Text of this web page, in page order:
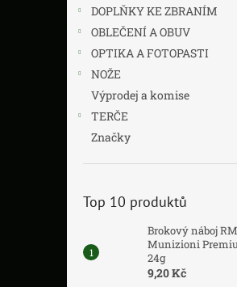
DOPLŇKY KE ZBRANÍM
OBLEČENÍ A OBUV
OPTIKA A FOTOPASTI
NOŽE
Výprodej a komise
TERČE
Značky
Top 10 produktů
Brokový náboj
Munizioni
24g
9,20 Kč